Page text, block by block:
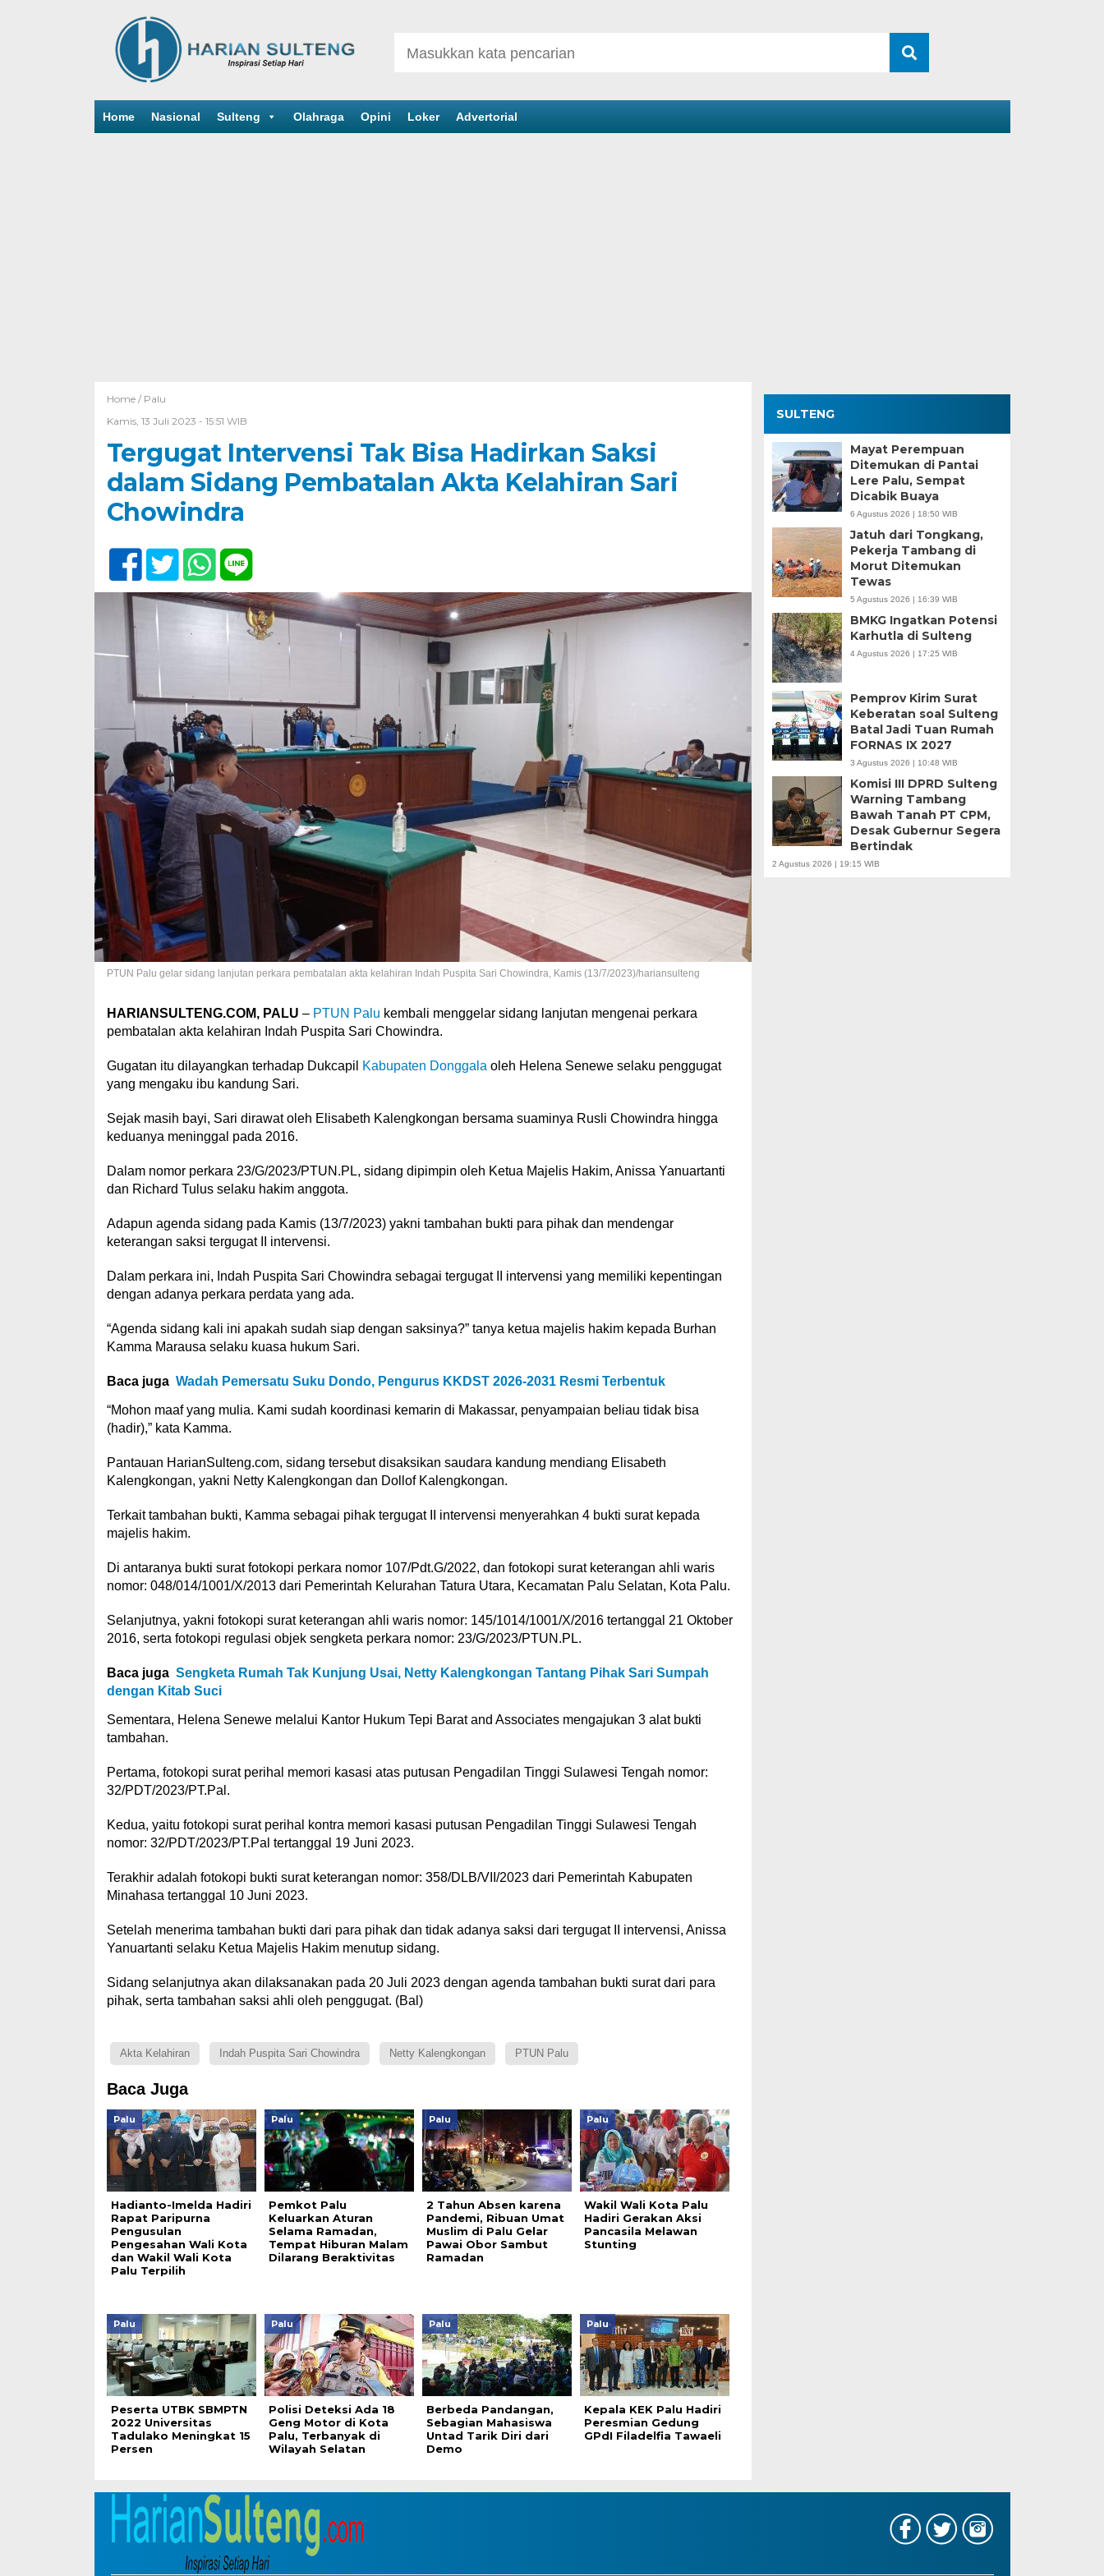
Home Nasional Sulteng Olahraga Opini Loker Advertorial
Home / Palu
Kamis, 13 Juli 2023 - 15:51 WIB
Tergugat Intervensi Tak Bisa Hadirkan Saksi
dalam Sidang Pembatalan Akta Kelahiran Sari
Chowindra
PTUN Palu gelar sidang lanjutan perkara pembatalan akta kelahiran Indah Puspita Sari Chowindra, Kamis (13/7/2023)/hariansulteng
HARIANSULTENG.COM, PALU – PTUN Palu kembali menggelar sidang lanjutan mengenai perkara
pembatalan akta kelahiran Indah Puspita Sari Chowindra.
Gugatan itu dilayangkan terhadap Dukcapil Kabupaten Donggala oleh Helena Senewe selaku penggugat
yang mengaku ibu kandung Sari.
Sejak masih bayi, Sari dirawat oleh Elisabeth Kalengkongan bersama suaminya Rusli Chowindra hingga
keduanya meninggal pada 2016.
Dalam nomor perkara 23/G/2023/PTUN.PL, sidang dipimpin oleh Ketua Majelis Hakim, Anissa Yanuartanti
dan Richard Tulus selaku hakim anggota.
Adapun agenda sidang pada Kamis (13/7/2023) yakni tambahan bukti para pihak dan mendengar
keterangan saksi tergugat II intervensi.
Dalam perkara ini, Indah Puspita Sari Chowindra sebagai tergugat II intervensi yang memiliki kepentingan
dengan adanya perkara perdata yang ada.
“Agenda sidang kali ini apakah sudah siap dengan saksinya?” tanya ketua majelis hakim kepada Burhan
Kamma Marausa selaku kuasa hukum Sari.
Baca juga Wadah Pemersatu Suku Dondo, Pengurus KKDST 2026-2031 Resmi Terbentuk
“Mohon maaf yang mulia. Kami sudah koordinasi kemarin di Makassar, penyampaian beliau tidak bisa
(hadir),” kata Kamma.
Pantauan HarianSulteng.com, sidang tersebut disaksikan saudara kandung mendiang Elisabeth
Kalengkongan, yakni Netty Kalengkongan dan Dollof Kalengkongan.
Terkait tambahan bukti, Kamma sebagai pihak tergugat II intervensi menyerahkan 4 bukti surat kepada
majelis hakim.
Di antaranya bukti surat fotokopi perkara nomor 107/Pdt.G/2022, dan fotokopi surat keterangan ahli waris
nomor: 048/014/1001/X/2013 dari Pemerintah Kelurahan Tatura Utara, Kecamatan Palu Selatan, Kota Palu.
Selanjutnya, yakni fotokopi surat keterangan ahli waris nomor: 145/1014/1001/X/2016 tertanggal 21 Oktober
2016, serta fotokopi regulasi objek sengketa perkara nomor: 23/G/2023/PTUN.PL.
Baca juga Sengketa Rumah Tak Kunjung Usai, Netty Kalengkongan Tantang Pihak Sari Sumpah
dengan Kitab Suci
Sementara, Helena Senewe melalui Kantor Hukum Tepi Barat and Associates mengajukan 3 alat bukti
tambahan.
Pertama, fotokopi surat perihal memori kasasi atas putusan Pengadilan Tinggi Sulawesi Tengah nomor:
32/PDT/2023/PT.Pal.
Kedua, yaitu fotokopi surat perihal kontra memori kasasi putusan Pengadilan Tinggi Sulawesi Tengah
nomor: 32/PDT/2023/PT.Pal tertanggal 19 Juni 2023.
Terakhir adalah fotokopi bukti surat keterangan nomor: 358/DLB/VII/2023 dari Pemerintah Kabupaten
Minahasa tertanggal 10 Juni 2023.
Setelah menerima tambahan bukti dari para pihak dan tidak adanya saksi dari tergugat II intervensi, Anissa
Yanuartanti selaku Ketua Majelis Hakim menutup sidang.
Sidang selanjutnya akan dilaksanakan pada 20 Juli 2023 dengan agenda tambahan bukti surat dari para
pihak, serta tambahan saksi ahli oleh penggugat. (Bal)
Akta Kelahiran Indah Puspita Sari Chowindra Netty Kalengkongan PTUN Palu
Baca Juga
Palu
Hadianto-Imelda Hadiri
Rapat Paripurna
Pengusulan
Pengesahan Wali Kota
dan Wakil Wali Kota
Palu Terpilih
Palu
Pemkot Palu
Keluarkan Aturan
Selama Ramadan,
Tempat Hiburan Malam
Dilarang Beraktivitas
Palu
2 Tahun Absen karena
Pandemi, Ribuan Umat
Muslim di Palu Gelar
Pawai Obor Sambut
Ramadan
Palu
Wakil Wali Kota Palu
Hadiri Gerakan Aksi
Pancasila Melawan
Stunting
Palu
Peserta UTBK SBMPTN
2022 Universitas
Tadulako Meningkat 15
Persen
Palu
Polisi Deteksi Ada 18
Geng Motor di Kota
Palu, Terbanyak di
Wilayah Selatan
Palu
Berbeda Pandangan,
Sebagian Mahasiswa
Untad Tarik Diri dari
Demo
Palu
Kepala KEK Palu Hadiri
Peresmian Gedung
GPdI Filadelfia Tawaeli
SULTENG
Mayat Perempuan
Ditemukan di Pantai
Lere Palu, Sempat
Dicabik Buaya
6 Agustus 2026 | 18:50 WIB
Jatuh dari Tongkang,
Pekerja Tambang di
Morut Ditemukan
Tewas
5 Agustus 2026 | 16:39 WIB
BMKG Ingatkan Potensi
Karhutla di Sulteng
4 Agustus 2026 | 17:25 WIB
Pemprov Kirim Surat
Keberatan soal Sulteng
Batal Jadi Tuan Rumah
FORNAS IX 2027
3 Agustus 2026 | 10:48 WIB
Komisi III DPRD Sulteng
Warning Tambang
Bawah Tanah PT CPM,
Desak Gubernur Segera
Bertindak
2 Agustus 2026 | 19:15 WIB